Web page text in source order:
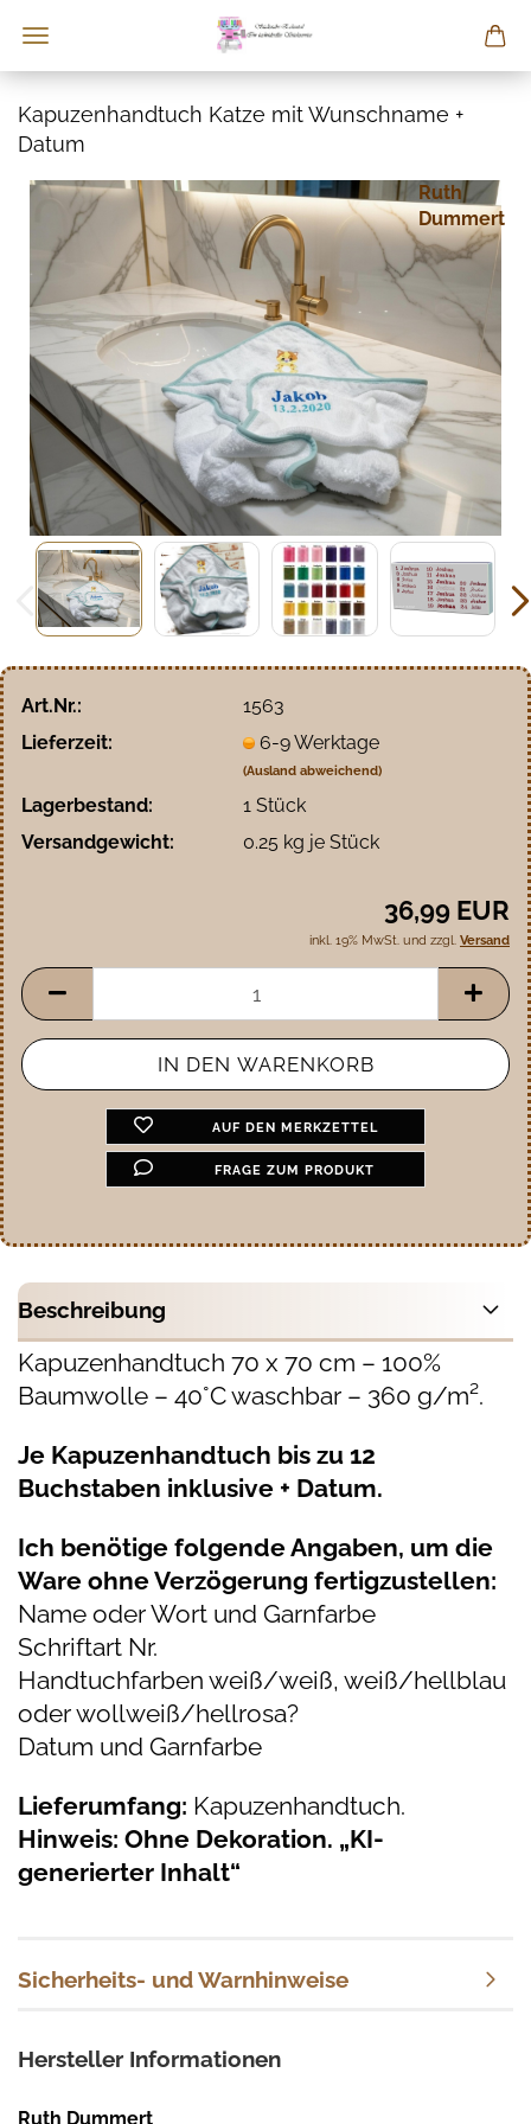
Kapuzenhandtuch Katze mit Wunschname +
Datum
Ruth
Dummert
Art.Nr.:
1563
Lieferzeit:
6-9 Werktage
(Ausland abweichend)
Lagerbestand: 1 Stück
Versandgewicht:
0.25 kg je Stück
36,99 EUR
inkl. 19% MwSt. und zzgl. Versand
AUF DEN MERKZETTEL
FRAGE ZUM PRODUKT
Beschreibung
Kapuzenhandtuch 70 x 70 cm – 100%
Baumwolle – 40°C waschbar – 360 g/m².
Je Kapuzenhandtuch bis zu 12
Buchstaben inklusive + Datum.
Ich benötige folgende Angaben, um die
Ware ohne Verzögerung fertigzustellen:
Name oder Wort und Garnfarbe
Schriftart Nr.
Handtuchfarben weiß/weiß, weiß/hellblau
oder wollweiß/hellrosa?
Datum und Garnfarbe
Lieferumfang: Kapuzenhandtuch.
Hinweis: Ohne Dekoration. „KI-
generierter Inhalt“
Sicherheits- und Warnhinweise
Hersteller Informationen
Ruth Dummert